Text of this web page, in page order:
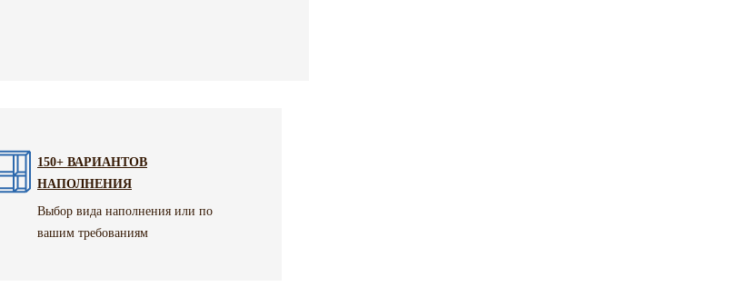
150+ ВАРИАНТОВ
НАПОЛНЕНИЯ
Выбор вида наполнения или по
вашим требованиям